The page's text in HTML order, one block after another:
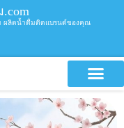
ผลิตน้ำดื่มติดแบรนด์ของคุณ